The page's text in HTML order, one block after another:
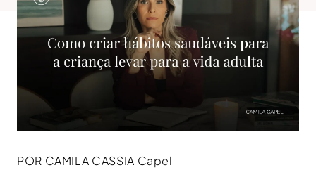
POR CAMILA CASSIA Capel